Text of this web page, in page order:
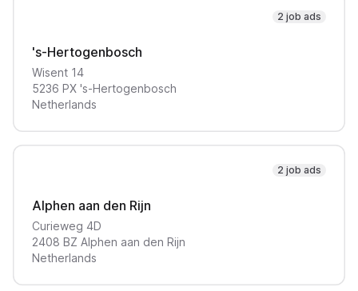
2 job ads
's-Hertogenbosch
Wisent 14
5236 PX 's-Hertogenbosch
Netherlands
2 job ads
Alphen aan den Rijn
Curieweg 4D
2408 BZ Alphen aan den Rijn
Netherlands